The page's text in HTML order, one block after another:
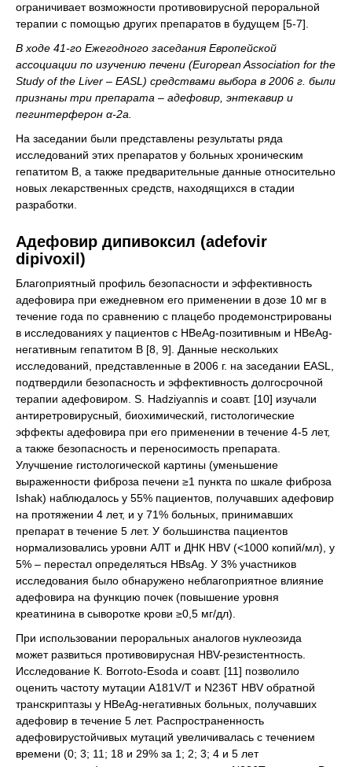
ограничивает возможности противовирусной пероральной
терапии с помощью других препаратов в будущем [5-7].
В ходе 41-го Ежегодного заседания Европейской
ассоциации по изучению печени (European Association for the
Study of the Liver – EASL) средствами выбора в 2006 г. были
признаны три препарата – адефовир, энтекавир и
пегинтерферон α-2a.
На заседании были представлены результаты ряда
исследований этих препаратов у больных хроническим
гепатитом В, а также предварительные данные относительно
новых лекарственных средств, находящихся в стадии
разработки.
Адефовир дипивоксил (adefovir
dipivoxil)
Благоприятный профиль безопасности и эффективность
адефовира при ежедневном его применении в дозе 10 мг в
течение года по сравнению с плацебо продемонстрированы
в исследованиях у пациентов с HBeAg-позитивным и HBeAg-
негативным гепатитом В [8, 9]. Данные нескольких
исследований, представленные в 2006 г. на заседании EASL,
подтвердили безопасность и эффективность долгосрочной
терапии адефовиром. S. Hadziyannis и соавт. [10] изучали
антиретровирусный, биохимический, гистологические
эффекты адефовира при его применении в течение 4-5 лет,
а также безопасность и переносимость препарата.
Улучшение гистологической картины (уменьшение
выраженности фиброза печени ≥1 пункта по шкале фиброза
Ishak) наблюдалось у 55% пациентов, получавших адефовир
на протяжении 4 лет, и у 71% больных, принимавших
препарат в течение 5 лет. У большинства пациентов
нормализовались уровни АЛТ и ДНК HBV (<1000 копий/мл), у
5% – перестал определяться HBsAg. У 3% участников
исследования было обнаружено неблагоприятное влияние
адефовира на функцию почек (повышение уровня
креатинина в сыворотке крови ≥0,5 мг/дл).
При использовании пероральных аналогов нуклеозида
может развиться противовирусная HBV-резистентность.
Исследование К. Borroto-Esoda и соавт. [11] позволило
оценить частоту мутации A181V/T и N236T HBV обратной
транскриптазы у HBeAg-негативных больных, получавших
адефовир в течение 5 лет. Распространенность
адефовирустойчивых мутаций увеличивалась с течением
времени (0; 3; 11; 18 и 29% за 1; 2; 3; 4 и 5 лет